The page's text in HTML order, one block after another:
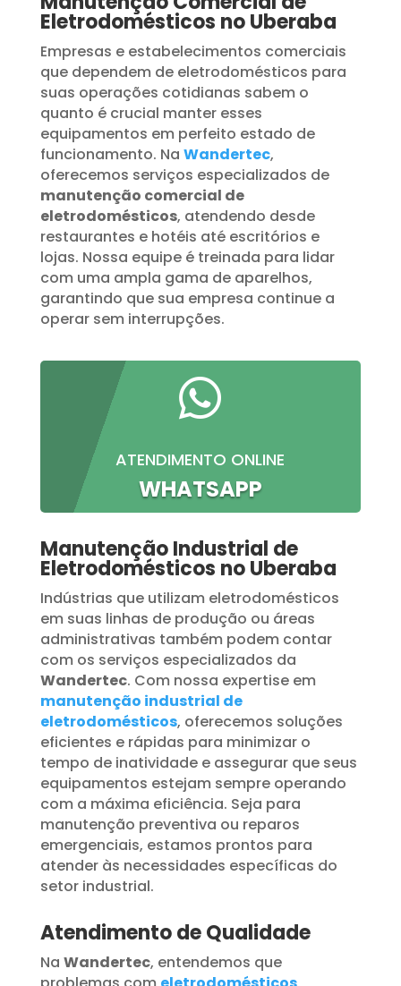
Eletrodomésticos no Uberaba
Empresas e estabelecimentos comerciais
que dependem de eletrodomésticos para
suas operações cotidianas sabem o
quanto é crucial manter esses
equipamentos em perfeito estado de
funcionamento. Na Wandertec,
oferecemos serviços especializados de
manutenção comercial de
eletrodomésticos, atendendo desde
restaurantes e hotéis até escritórios e
lojas. Nossa equipe é treinada para lidar
com uma ampla gama de aparelhos,
garantindo que sua empresa continue a
operar sem interrupções.

ATENDIMENTO ONLINE
WHATSAPP
Manutenção Industrial de
Eletrodomésticos no Uberaba
Indústrias que utilizam eletrodomésticos
em suas linhas de produção ou áreas
administrativas também podem contar
com os serviços especializados da
Wandertec. Com nossa expertise em
manutenção industrial de
eletrodomésticos, oferecemos soluções
eficientes e rápidas para minimizar o
tempo de inatividade e assegurar que seus
equipamentos estejam sempre operando
com a máxima eficiência. Seja para
manutenção preventiva ou reparos
emergenciais, estamos prontos para
atender às necessidades específicas do
setor industrial.
Atendimento de Qualidade
Na Wandertec, entendemos que